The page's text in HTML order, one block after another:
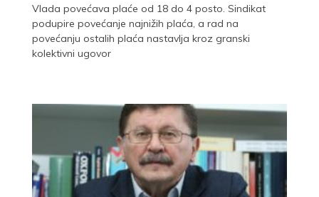
Vlada povećava plaće od 18 do 4 posto. Sindikat
podupire povećanje najnižih plaća, a rad na
povećanju ostalih plaća nastavlja kroz granski
kolektivni ugovor